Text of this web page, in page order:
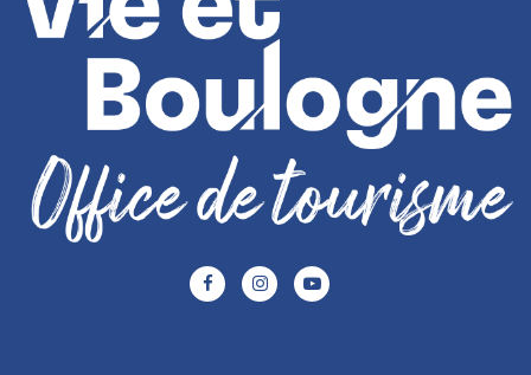
Lien
vers
Lien
vers
Lien
vers